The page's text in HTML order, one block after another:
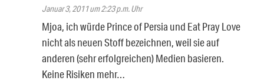
Januar 3, 2011 um 2:23 p.m. Uhr
Mjoa, ich würde Prince of Persia und Eat Pray Love
nicht als neuen Stoff bezeichnen, weil sie auf
anderen (sehr erfolgreichen) Medien basieren.
Keine Risiken mehr…